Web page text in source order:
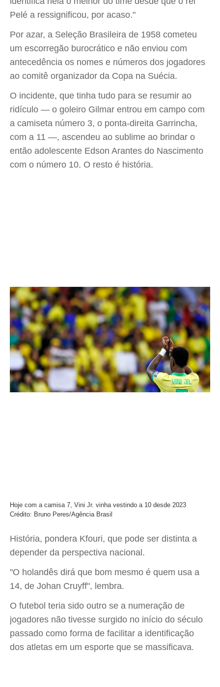
Pelé a ressignificou, por acaso."
Por azar, a Seleção Brasileira de 1958 cometeu
um escorregão burocrático e não enviou com
antecedência os nomes e números dos jogadores
ao comitê organizador da Copa na Suécia.
O incidente, que tinha tudo para se resumir ao
ridículo — o goleiro Gilmar entrou em campo com
a camiseta número 3, o ponta-direita Garrincha,
com a 11 —, ascendeu ao sublime ao brindar o
então adolescente Edson Arantes do Nascimento
com o número 10. O resto é história.
Hoje com a camisa 7, Vini Jr. vinha vestindo a 10 desde 2023
Crédito: Bruno Peres/Agência Brasil
História, pondera Kfouri, que pode ser distinta a
depender da perspectiva nacional.
"O holandês dirá que bom mesmo é quem usa a
14, de Johan Cruyff", lembra.
O futebol teria sido outro se a numeração de
jogadores não tivesse surgido no início do século
passado como forma de facilitar a identificação
dos atletas em um esporte que se massificava.